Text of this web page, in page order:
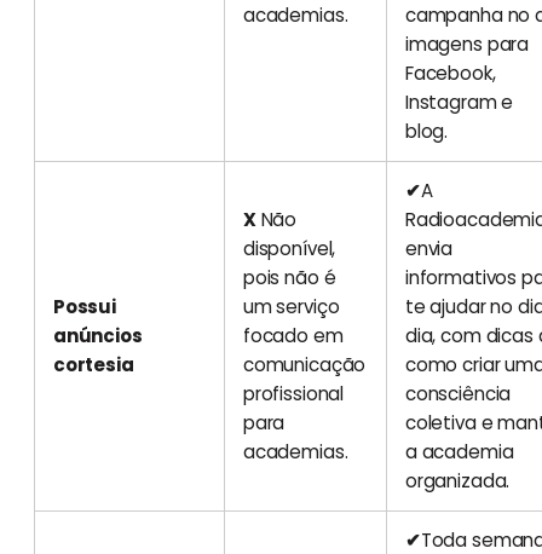
academias.
campanha no
imagens para
Facebook,
Instagram e
blog.
Possui
anúncios
cortesia
XNão
disponível,
pois não é
um serviço
focado em
comunicação
profissional
para
academias.
✔A
envia
informativos
te ajudar no
dia, com dicas
como criar
consciência
coletiva e
a academia
organizada.
✔Toda